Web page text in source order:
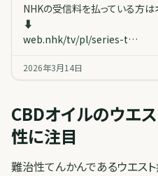
NHKの受信料を払っている方
⬇️
web.nhk/tv/pl/series-t…
2026年3月14日
CBDオイルのウエ
性に注目
難治性てんかんであるウエス